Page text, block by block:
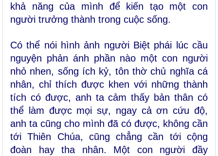
khả năng của mình để kiến tạo một con
người trưởng thành trong cuộc sống.
Có thể nói hình ảnh người Biệt phái lúc cầu
nguyện phản ánh phần nào một con người
nhỏ nhen, sống ích kỷ, tôn thờ chủ nghĩa cá
nhân, chỉ thích được khen với những thành
tích có được, anh ta cảm thấy bản thân có
thể làm được mọi sự, ngay cả ơn cứu độ,
anh ta cũng cho mình đã có được, không cần
tới Thiên Chúa, cũng chẳng cần tới cộng
đoàn hay tha nhân. Một con người đầy